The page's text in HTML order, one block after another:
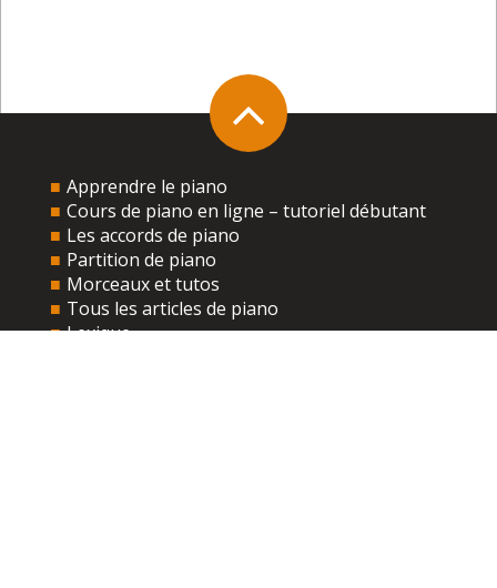
Conditions de service
Ce site utilise Akismet pour réduire les indésirables.
savoir plus sur la façon dont les données de vos
commentaires sont traitées
Apprendre le piano
Cours de piano en ligne – tutoriel débutant
Les accords de piano
Partition de piano
Morceaux et tutos
Tous les articles de piano
Lexique